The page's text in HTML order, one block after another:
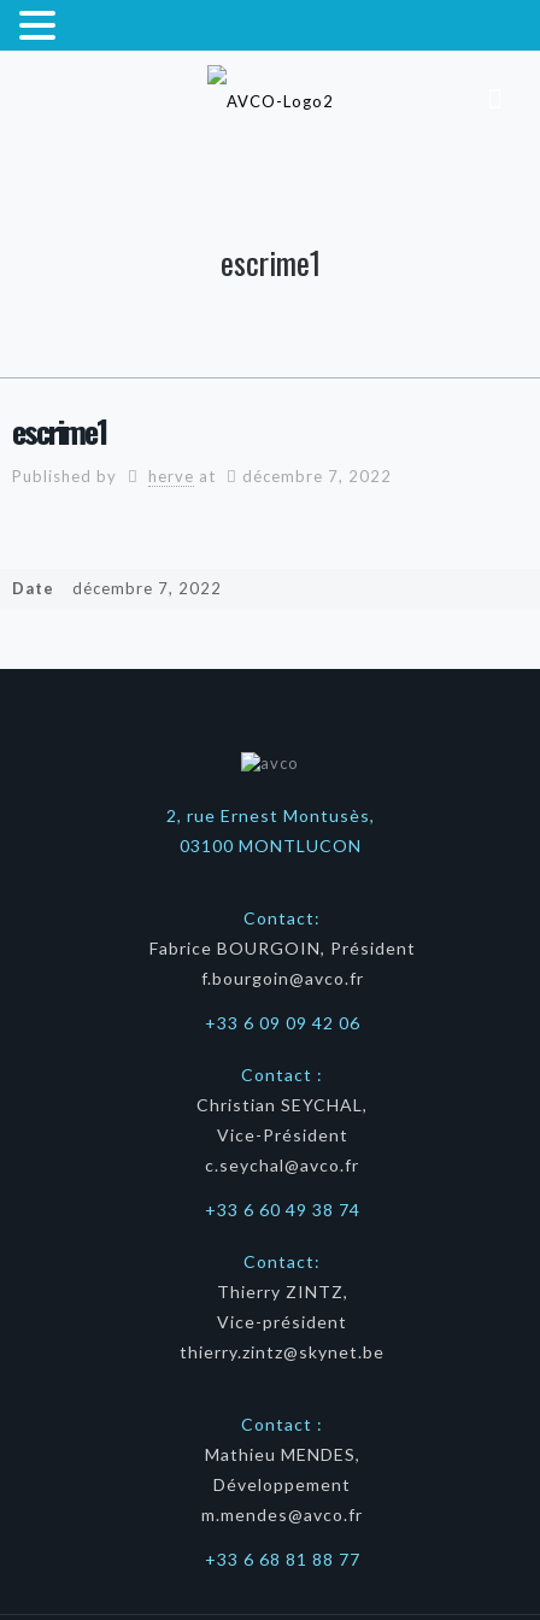
escrime1
escrime1
Published by herve at décembre 7, 2022
Date décembre 7, 2022
2, rue Ernest Montusès,
03100 MONTLUCON
Contact:
Fabrice BOURGOIN, Président
f.bourgoin@avco.fr
+33 6 09 09 42 06
Contact :
Christian SEYCHAL,
Vice-Président
c.seychal@avco.fr
+33 6 60 49 38 74
Contact:
Thierry ZINTZ,
Vice-président
thierry.zintz@skynet.be
Contact :
Mathieu MENDES,
Développement
m.mendes@avco.fr
+33 6 68 81 88 77